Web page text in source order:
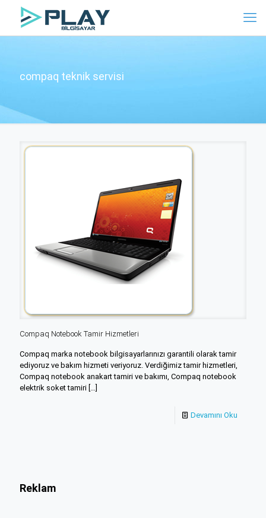
compaq teknik servisi
Compaq Notebook Tamir Hizmetleri
Compaq marka notebook bilgisayarlarınızı garantili olarak tamir
ediyoruz ve bakım hizmeti veriyoruz. Verdiğimiz tamir hizmetleri,
Compaq notebook anakart tamiri ve bakımı, Compaq notebook
elektrik soket tamiri
Devamını Oku
Reklam